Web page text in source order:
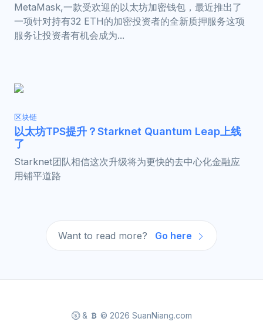
MetaMask,一款受欢迎的以太坊加密钱包，最近推出了
一项针对持有32 ETH的加密投资者的全新质押服务这项
服务让投资者有机会成为...
区块链
以太坊TPS提升？Starknet Quantum Leap上线
了
Starknet团队相信这次升级将为更快的去中心化金融应
用铺平道路
Want to read more? Go here
& © 2026 SuanNiang.com